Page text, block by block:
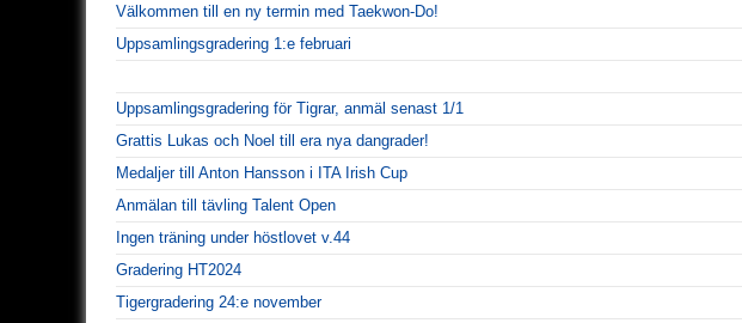
Välkommen till en ny termin med Taekwon-Do!
Uppsamlingsgradering 1:e februari
Uppsamlingsgradering för Tigrar, anmäl senast 1/1
Grattis Lukas och Noel till era nya dangrader!
Medaljer till Anton Hansson i ITA Irish Cup
Anmälan till tävling Talent Open
Ingen träning under höstlovet v.44
Gradering HT2024
Tigergradering 24:e november